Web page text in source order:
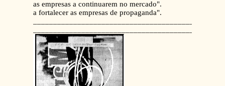
as empresas a continuarem no mercado".
a fortalecer as empresas de propaganda".